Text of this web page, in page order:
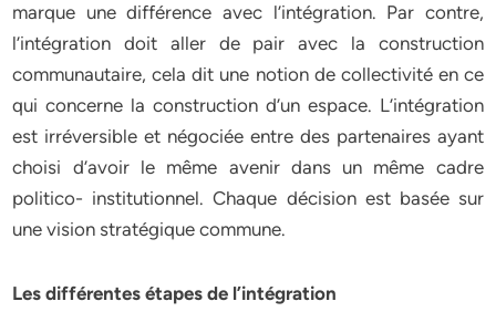
marque une différence avec l’intégration. Par contre,
l’intégration doit aller de pair avec la construction
communautaire, cela dit une notion de collectivité en ce
qui concerne la construction d’un espace. L’intégration
est irréversible et négociée entre des partenaires ayant
choisi d’avoir le même avenir dans un même cadre
politico- institutionnel. Chaque décision est basée sur
une vision stratégique commune.
Les différentes étapes de l’intégration